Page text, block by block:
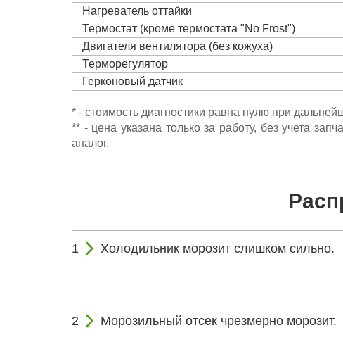
Нагреватель оттайки
Термостат (кроме термостата "No Frost")
Двигателя вентилятора (без кожуха)
Терморегулятор
Герконовый датчик
* - стоимость диагностики равна нулю при
** - цена указана только за работу, без учета
аналог.
Холодильник морозит слишком сильно.
Морозильный отсек чрезмерно морозит.